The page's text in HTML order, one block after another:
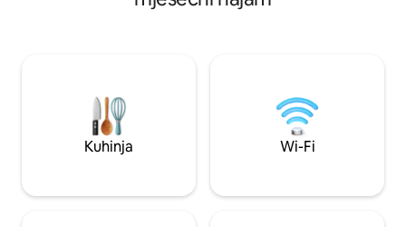
Kuhinja Wi-Fi